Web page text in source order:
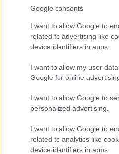
Google consents
I want to allow Google to
related to advertising like
device identifiers in apps.
I want to allow my user
Google for online
I want to allow Google to
personalized advertising.
I want to allow Google to
related to analytics like
device identifiers in apps.
B2B NEWS